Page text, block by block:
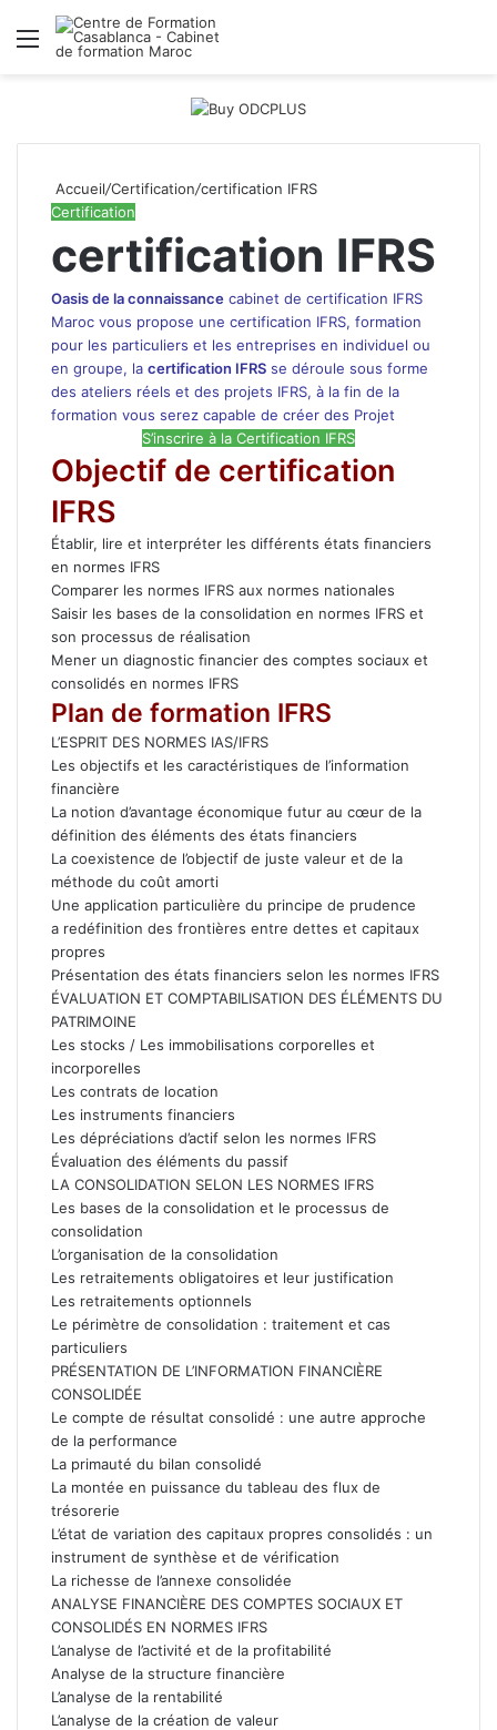
Menu
Accueil/Certification/certification IFRS
Certification
certification IFRS
Oasis de la connaissance cabinet de certification IFRS
Maroc vous propose une certification IFRS, formation
pour les particuliers et les entreprises en individuel ou
en groupe, la certification IFRS se déroule sous forme
des ateliers réels et des projets IFRS, à la fin de la
formation vous serez capable de créer des Projet
S’inscrire à la Certification IFRS
Objectif de certification
IFRS
Établir, lire et interpréter les différents états ﬁnanciers
en normes IFRS
Comparer les normes IFRS aux normes nationales​
Saisir les bases de la consolidation en normes IFRS et
son processus de réalisation​
Mener un diagnostic ﬁnancier des comptes sociaux et
consolidés en normes IFRS​
Plan de formation IFRS
L’ESPRIT DES NORMES IAS/IFRS
Les objectifs et les caractéristiques de l’information
financière
La notion d’avantage économique futur au cœur de la
définition des éléments des états financiers
La coexistence de l’objectif de juste valeur et de la
méthode du coût amorti
Une application particulière du principe de prudence
a redéfinition des frontières entre dettes et capitaux
propres
Présentation des états financiers selon les normes IFRS
ÉVALUATION ET COMPTABILISATION DES ÉLÉMENTS DU
PATRIMOINE
Les stocks / Les immobilisations corporelles et
incorporelles
Les contrats de location
Les instruments financiers
Les dépréciations d’actif selon les normes IFRS​
Évaluation des éléments du passif
LA CONSOLIDATION SELON LES NORMES IFRS
Les bases de la consolidation et le processus de
consolidation​
L’organisation de la consolidation
Les retraitements obligatoires et leur justification
Les retraitements optionnels​
Le périmètre de consolidation : traitement et cas
particuliers
PRÉSENTATION DE L’INFORMATION FINANCIÈRE
CONSOLIDÉE
Le compte de résultat consolidé : une autre approche
de la performance
La primauté du bilan consolidé
La montée en puissance du tableau des flux de
trésorerie​
L’état de variation des capitaux propres consolidés : un
instrument de synthèse et de vérification
La richesse de l’annexe consolidée
ANALYSE FINANCIÈRE DES COMPTES SOCIAUX ET
CONSOLIDÉS EN NORMES IFRS
L’analyse de l’activité et de la profitabilité​
Analyse de la structure financière ​
L’analyse de la rentabilité​
L’analyse de la création de valeur